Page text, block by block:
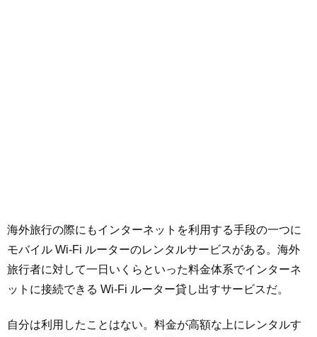
海外旅行の際にもインターネットを利用する手段の一つに
モバイル Wi-Fi ルーターのレンタルサービスがある。海外
旅行者に対して一日いくらといった料金体系でインターネ
ットに接続できる Wi-Fi ルーター貸し出すサービスだ。
自分は利用したことはない。料金が高額な上にレンタルす